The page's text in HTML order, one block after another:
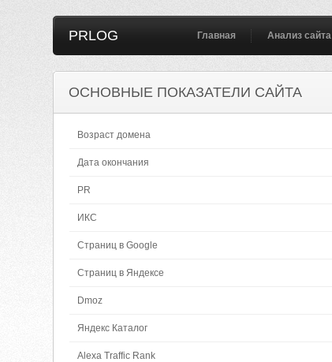
PRLOG Главная Анализ сайта
ОСНОВНЫЕ ПОКАЗАТЕЛИ САЙТА
Возраст домена
Дата окончания
PR
ИКС
Страниц в Google
Страниц в Яндексе
Dmoz
Яндекс Каталог
Alexa Traffic Rank